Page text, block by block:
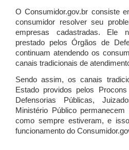
O Consumidor.gov.br consiste
consumidor resolver seu
empresas cadastradas. Ele
prestado pelos Órgãos de
continuam atendendo os
canais tradicionais de
Sendo assim, os canais
Estado providos pelos
Defensorias Públicas,
Ministério Público
como sempre estiveram, e
funcionamento do